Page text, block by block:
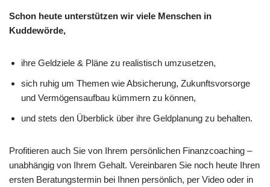
Schon heute unterstützen wir viele Menschen in
Kuddewörde,
ihre Geldziele & Pläne zu realistisch umzusetzen,
sich ruhig um Themen wie Absicherung, Zukunftsvorsorge
und Vermögensaufbau kümmern zu können,
und stets den Überblick über ihre Geldplanung zu behalten.
Profitieren auch Sie von Ihrem persönlichen Finanzcoaching –
unabhängig von Ihrem Gehalt. Vereinbaren Sie noch heute Ihren
ersten Beratungstermin bei Ihnen persönlich, per Video oder in